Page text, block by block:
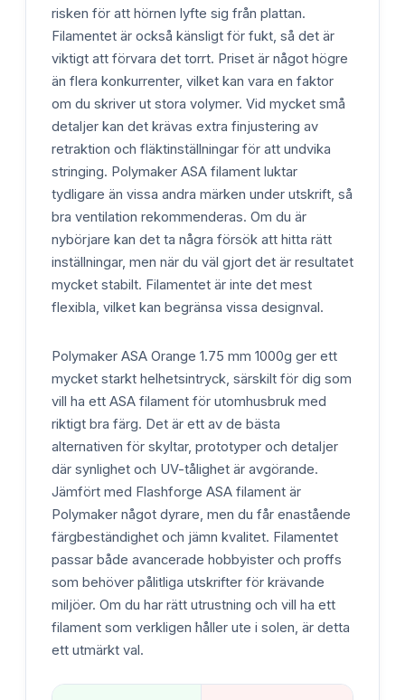
risken för att hörnen lyfte sig från plattan.
Filamentet är också känsligt för fukt, så det är
viktigt att förvara det torrt. Priset är något högre
än flera konkurrenter, vilket kan vara en faktor
om du skriver ut stora volymer. Vid mycket små
detaljer kan det krävas extra finjustering av
retraktion och fläktinställningar för att undvika
stringing. Polymaker ASA filament luktar
tydligare än vissa andra märken under utskrift, så
bra ventilation rekommenderas. Om du är
nybörjare kan det ta några försök att hitta rätt
inställningar, men när du väl gjort det är resultatet
mycket stabilt. Filamentet är inte det mest
flexibla, vilket kan begränsa vissa designval.
Polymaker ASA Orange 1.75 mm 1000g ger ett
mycket starkt helhetsintryck, särskilt för dig som
vill ha ett ASA filament för utomhusbruk med
riktigt bra färg. Det är ett av de bästa
alternativen för skyltar, prototyper och detaljer
där synlighet och UV-tålighet är avgörande.
Jämfört med Flashforge ASA filament är
Polymaker något dyrare, men du får enastående
färgbeständighet och jämn kvalitet. Filamentet
passar både avancerade hobbyister och proffs
som behöver pålitliga utskrifter för krävande
miljöer. Om du har rätt utrustning och vill ha ett
filament som verkligen håller ute i solen, är detta
ett utmärkt val.